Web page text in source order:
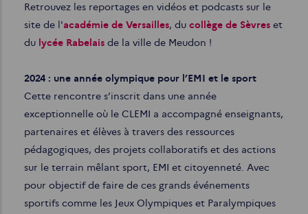
Retrouvez les reportages en vidéos et podcasts sur le
site de l'académie de Versailles, du collège de Sèvres et
du lycée Rabelais de la ville de Meudon !
2024 : une année olympique pour l’EMI et le sport
Cette rencontre s’inscrit dans une année
exceptionnelle où le CLEMI a accompagné enseignants,
partenaires et élèves à travers des ressources
pédagogiques, des projets collaboratifs et des actions
sur le terrain mêlant sport, EMI et citoyenneté. Avec
pour objectif de faire de ces grands événements
sportifs comme les Jeux Olympiques et Paralympiques